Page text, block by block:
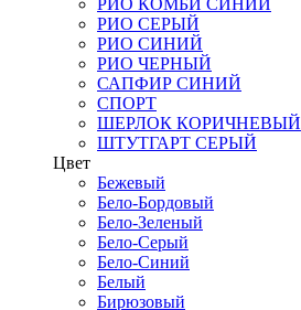
РИО КОМБИ СИНИЙ
РИО СЕРЫЙ
РИО СИНИЙ
РИО ЧЕРНЫЙ
САПФИР СИНИЙ
СПОРТ
ШЕРЛОК КОРИЧНЕВЫЙ
ШТУТГАРТ СЕРЫЙ
Цвет
Бежевый
Бело-Бордовый
Бело-Зеленый
Бело-Серый
Бело-Синий
Белый
Бирюзовый